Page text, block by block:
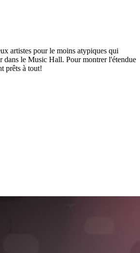
artistes pour le moins atypiques qui
dans le Music Hall. Pour montrer l'étendue
prêts à tout!